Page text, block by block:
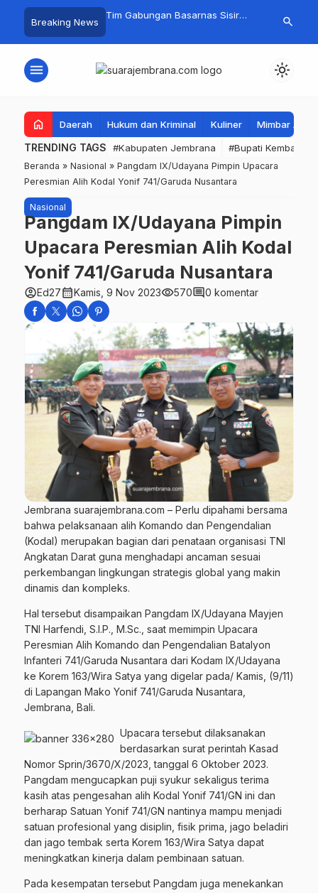
Breaking News
di Manistutu,
untuk
Warga
Tim Gabungan Basarnas Sisir
Perairan Pantai Pengambengan
Crosser
Motocross
search
menu light_mode
home Daerah Hukum dan Kriminal Kuliner Mimbar
TRENDING TAGS #Kabupaten Jembrana #Bupati Kembang
Beranda » Nasional » Pangdam IX/Udayana Pimpin Upacara
Peresmian Alih Kodal Yonif 741/Garuda Nusantara
Nasional
Pangdam IX/Udayana Pimpin
Upacara Peresmian Alih Kodal
Yonif 741/Garuda Nusantara
account_circleEd27calendar_monthKamis, 9 Nov 2023visibility570comment0 komentar
Jembrana suarajembrana.com – Perlu dipahami bersama
bahwa pelaksanaan alih Komando dan Pengendalian
(Kodal) merupakan bagian dari penataan organisasi TNI
Angkatan Darat guna menghadapi ancaman sesuai
perkembangan lingkungan strategis global yang makin
dinamis dan kompleks.
Hal tersebut disampaikan Pangdam IX/Udayana Mayjen
TNI Harfendi, S.I.P., M.Sc., saat memimpin Upacara
Peresmian Alih Komando dan Pengendalian Batalyon
Infanteri 741/Garuda Nusantara dari Kodam IX/Udayana
ke Korem 163/Wira Satya yang digelar pada/ Kamis, (9/11)
di Lapangan Mako Yonif 741/Garuda Nusantara,
Jembrana, Bali.
Upacara tersebut dilaksanakan
berdasarkan surat perintah Kasad
Nomor Sprin/3670/X/2023, tanggal 6 Oktober 2023.
Pangdam mengucapkan puji syukur sekaligus terima
kasih atas pengesahan alih Kodal Yonif 741/GN ini dan
berharap Satuan Yonif 741/GN nantinya mampu menjadi
satuan profesional yang disiplin, fisik prima, jago beladiri
dan jago tembak serta Korem 163/Wira Satya dapat
meningkatkan kinerja dalam pembinaan satuan.
Pada kesempatan tersebut Pangdam juga menekankan